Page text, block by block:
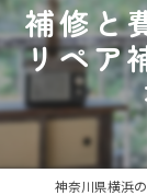
補修と
リペア